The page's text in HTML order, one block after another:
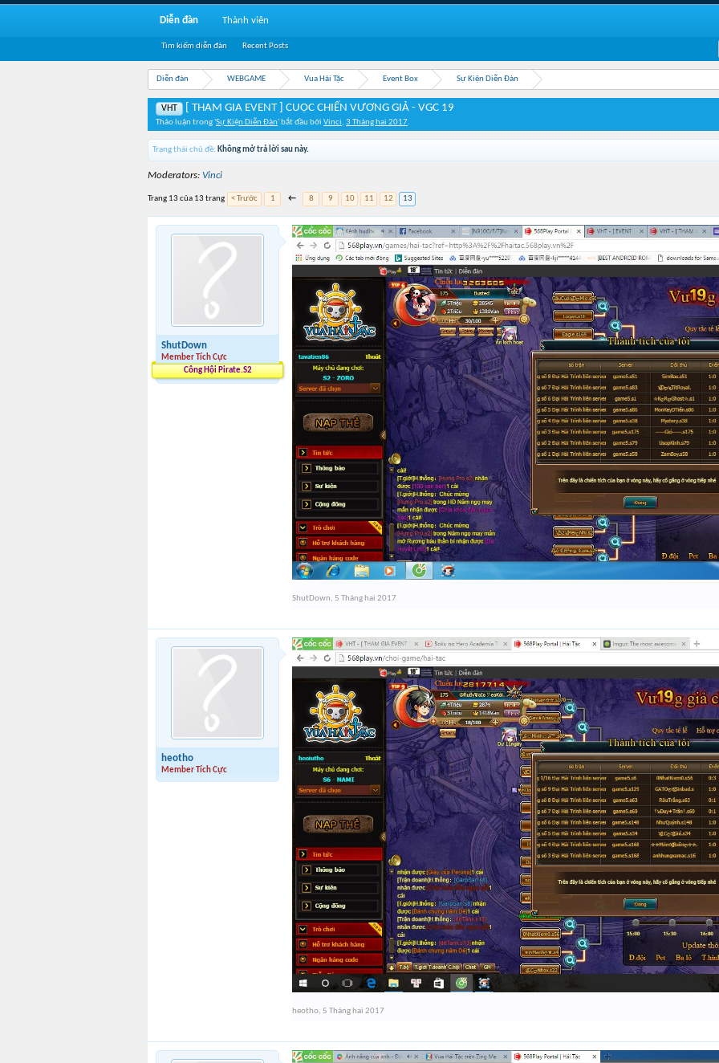
Diễn đàn WEBGAME Vua Hải Tặc Event Box Sự Kiện Diễn Đàn
VHT [ THAM GIA EVENT ] CUỘC CHIẾN VƯƠNG GIẢ - VGC 19
Thảo luận trong 'Sự Kiện Diễn Đàn' bắt đầu bởi Vinci, 3 Tháng hai 2017.
Trạng thái chủ đề: Không mở trả lời sau này.
Moderators: Vinci
Trang 13 của 13 trang < Trước 1 ← 8 9 10 11 12 13
ShutDown
Member Tích Cực
Công Hội Pirate.S2
ShutDown, 5 Tháng hai 2017
heotho
Member Tích Cực
heotho, 5 Tháng hai 2017
Diễn đàn
Tìm kiếm diễn đàn Recent Posts
Thành viên